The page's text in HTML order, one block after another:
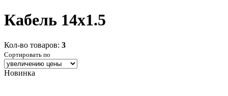
Кабель 14x1.5
Кол-во товаров: 3
Сортировать по
Новинка